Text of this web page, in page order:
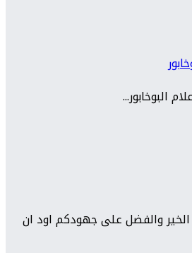
البوخابور...
والفضل على جهودكم اود ان